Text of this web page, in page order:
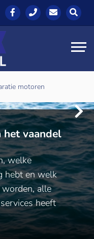
motoren
het vaandel
welke
hebt en welk
alle
heeft
het vaandel
welke
hebt en welk
alle
heeft
het vaandel
welke
hebt en welk
alle
heeft